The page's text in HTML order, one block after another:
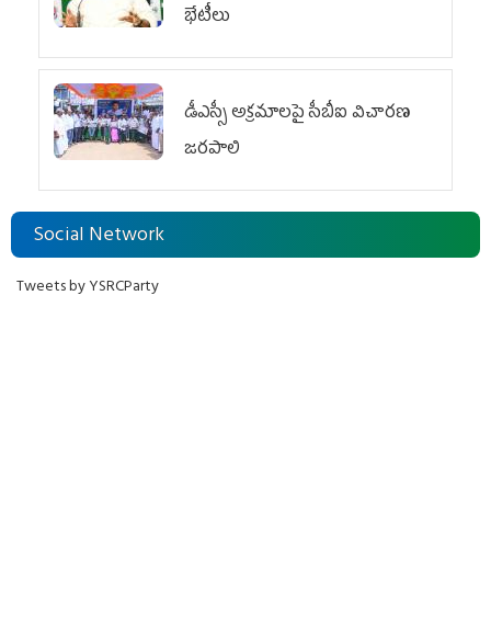
భేటీలు
డీఎస్సీ అక్రమాలపై సీబీఐ విచారణ
జరపాలి
Social Network
Tweets by YSRCParty